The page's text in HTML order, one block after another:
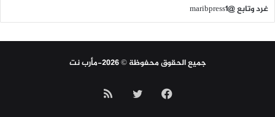
غرد وتابع @maribpress1
جميع الحقوق محفوظة © 2026-مأرب نت
فيسبوك تويتر ملخص